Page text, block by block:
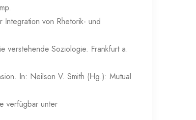
Integration von Rhetorik- und
verstehende Soziologie. Frankfurt a.
In: Neilson V. Smith (Hg.): Mutual
verfügbar unter